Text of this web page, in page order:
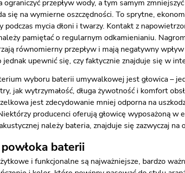
ograniczyć przepływ wody, a tym samym
się na wymierne oszczędności. To sprytne,
podczas mycia dłoni i twarzy. Kontakt z
pamiętać o regularnym odkamienianiu.
równomierny przepływ i mają negatywny
upewnić się, czy faktycznie znajduje się w
wyboru baterii umywalkowej jest głowica –
jak wytrzymałość, długa żywotność i komfort
jest zdecydowanie mniej odporna na
producenci oferują głowicę wyposażoną w
należy bateria, znajduje się zazwyczaj na
baterii
i funkcjonalne są najważniejsze, bardzo